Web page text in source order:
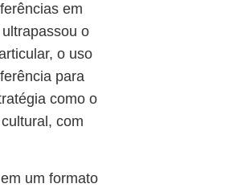
em
o
o uso
para
como o
com
um formato